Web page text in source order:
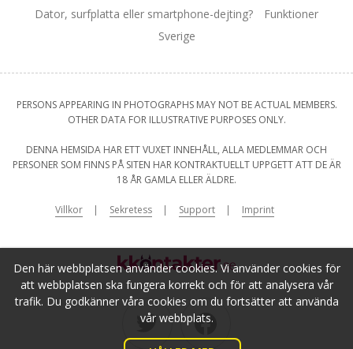
Den här webbplatsen använder cookies. Vi använder cookies för
att webbplatsen ska fungera korrekt och för att analysera vår
trafik. Du godkänner våra cookies om du fortsätter att använda
vår webbplats.
Dator, surfplatta eller smartphone-dejting?
Funktioner
Sverige
PERSONS APPEARING IN PHOTOGRAPHS MAY NOT BE ACTUAL MEMBERS.
OTHER DATA FOR ILLUSTRATIVE PURPOSES ONLY.
DENNA HEMSIDA HAR ETT VUXET INNEHÅLL, ALLA MEDLEMMAR OCH
PERSONER SOM FINNS PÅ SITEN HAR KONTRAKTUELLT UPPGETT ATT DE ÄR
18 ÅR GAMLA ELLER ÄLDRE.
Villkor Sekretess Support Imprint